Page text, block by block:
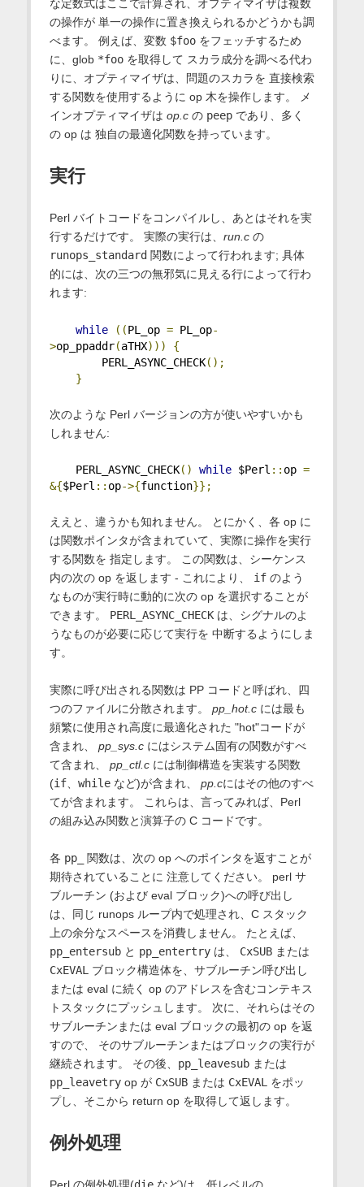
な定数式はここで計算され、オプティマイザは複数
の操作が 単一の操作に置き換えられるかどうかも調
べます。 例えば、変数 $fooをフェッチするため
に、glob *fooを取得して スカラ成分を調べる代わ
りに、オプティマイザは、問題のスカラを 直接検索
する関数を使用するように op 木を操作します。 メ
インオプティマイザは op.cの peepであり、多く
の op は 独自の最適化関数を持っています。
実行
Perl バイトコードをコンパイルし、あとはそれを実
行するだけです。 実際の実行は、 run.cの
runops_standard 関数によって行われます; 具体
的には、次の三つの無邪気に見える行によって行わ
れます:
while ((PL_op = PL_op-
>op_ppaddr(aTHX)))
{
PERL_ASYNC_CHECK();
}
次のような Perl バージョンの方が使いやすいかも
しれません:
PERL_ASYNC_CHECK() while $Perl :: op =
&{$Perl :: op->{function}};
ええと、違うかも知れません。 とにかく、各 op に
は関数ポインタが含まれていて、実際に操作を実行
する関数を 指定します。 この関数は、シーケンス
内の次の op を返します - これにより、 ifのよう
なものが実行時に動的に次の op を選択することが
できます。 PERL_ASYNC_CHECKは、シグナルのよ
うなものが必要に応じて実行を 中断するようにしま
す。
実際に呼び出される関数は PP コードと呼ばれ、四
つのファイルに分散されます。 pp_hot.cには最も
頻繁に使用され高度に最適化された "hot"コードが
含まれ、 pp_sys.cにはシステム固有の関数がすべ
て含まれ、 pp_ctl.cには制御構造を実装する関数
(if、 whileなど)が含まれ、 pp.cにはその他のすべ
てが含まれます。 これらは、言ってみれば、Perl
の組み込み関数と演算子の C コードです。
各 pp_
関数は、次の op へのポインタを返すことが
期待されていることに 注意してください。 perl サ
ブルーチン (および eval ブロック)への呼び出し
は、同じ runops ループ内で処理され、C スタック
上の余分なスペースを消費しません。 たとえば、
pp_entersubと pp_entertryは、 CxSUBまたは
CxEVAL
ブロック構造体を、サブルーチン呼び出し
または eval に続く op のアドレスを含むコンテキス
トスタックにプッシュします。 次に、それらはその
サブルーチンまたは eval ブロックの最初の op を返
すので、 そのサブルーチンまたはブロックの実行が
継続されます。 その後、 pp_leavesubまたは
pp_leavetryop が CxSUBまたは CxEVAL
をポッ
プし、そこから return op を取得して返します。
例外処理
Perl の例外処理(dieなど)は、低レベルの